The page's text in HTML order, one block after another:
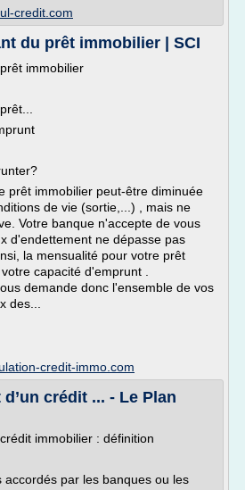
credit.com
du prêt immobilier | SCI
immobilier
prêt immobilier peut-être diminuée
de vie (sortie,...) , mais ne
Votre banque n'accepte de vous
d'endettement ne dépasse pas
la mensualité pour votre prêt
capacité d'emprunt .
demande donc l'ensemble de vos
des...
credit-immo.com
crédit ... - Le Plan
immobilier : définition
accordés par les banques ou les